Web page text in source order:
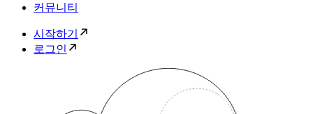
커뮤니티
시작하기
로그인